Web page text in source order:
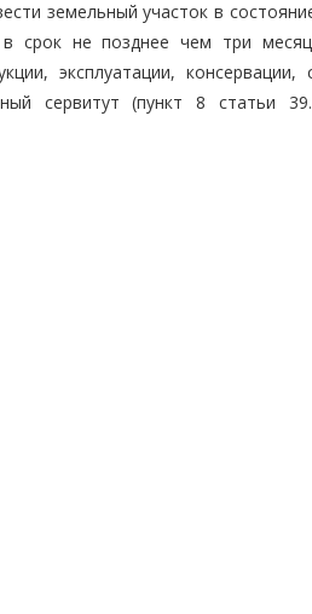
земельный участок в
срок не позднее чем три
эксплуатации,
сервитут (пункт 8 статьи